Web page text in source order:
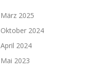
März 2025
Oktober 2024
April 2024
Mai 2023